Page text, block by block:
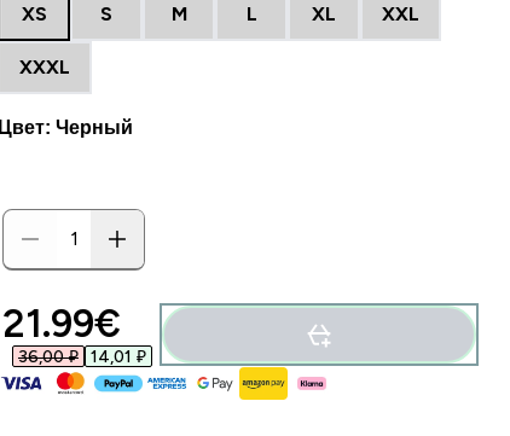
XS S M L XL XXL
XXXL
Цвет: Черный
21.99€‎
36,00 ₽‎ 14,01 ₽‎